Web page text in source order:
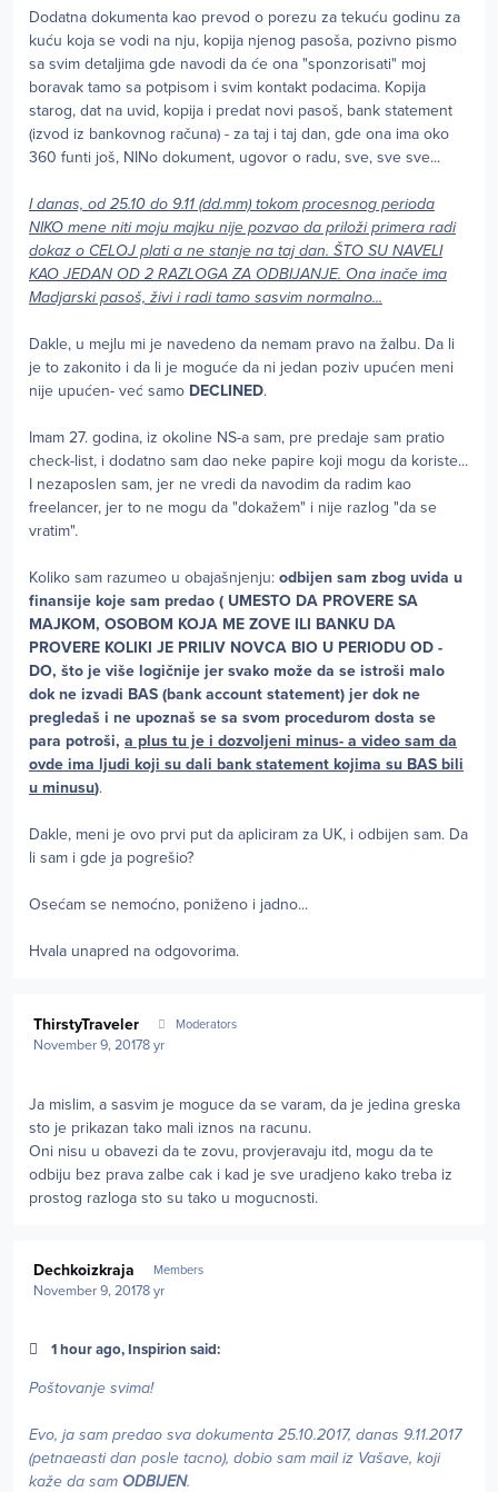
Dodatna dokumenta kao prevod o porezu za tekuću godinu za
kuću koja se vodi na nju, kopija njenog pasoša, pozivno pismo
sa svim detaljima gde navodi da će ona "sponzorisati" moj
boravak tamo sa potpisom i svim kontakt podacima. Kopija
starog, dat na uvid, kopija i predat novi pasoš, bank statement
(izvod iz bankovnog računa) - za taj i taj dan, gde ona ima oko
360 funti još, NINo dokument, ugovor o radu, sve, sve sve...
I danas, od 25.10 do 9.11 (dd.mm) tokom procesnog perioda
NIKO mene niti moju majku nije pozvao da priloži primera radi
dokaz o CELOJ plati a ne stanje na taj dan. ŠTO SU NAVELI
KAO JEDAN OD 2 RAZLOGA ZA ODBIJANJE. Ona inače ima
Madjarski pasoš, živi i radi tamo sasvim normalno...
Dakle, u mejlu mi je navedeno da nemam pravo na žalbu. Da li
je to zakonito i da li je moguće da ni jedan poziv upućen meni
nije upućen- već samo DECLINED.
Imam 27. godina, iz okoline NS-a sam, pre predaje sam pratio
check-list, i dodatno sam dao neke papire koji mogu da koriste...
I nezaposlen sam, jer ne vredi da navodim da radim kao
freelancer, jer to ne mogu da "dokažem" i nije razlog "da se
vratim".
Koliko sam razumeo u obajašnjenju: odbijen sam zbog uvida u
finansije koje sam predao ( UMESTO DA PROVERE SA
MAJKOM, OSOBOM KOJA ME ZOVE ILI BANKU DA
PROVERE KOLIKI JE PRILIV NOVCA BIO U PERIODU OD -
DO, što je više logičnije jer svako može da se istroši malo
dok ne izvadi BAS (bank account statement) jer dok ne
pregledaš i ne upoznaš se sa svom procedurom dosta se
para potroši, a plus tu je i dozvoljeni minus- a video sam da
ovde ima ljudi koji su dali bank statement kojima su BAS bili
u minusu).
Dakle, meni je ovo prvi put da apliciram za UK, i odbijen sam. Da
li sam i gde ja pogrešio?
Osećam se nemoćno, poniženo i jadno...
Hvala unapred na odgovorima.
ThirstyTraveler Moderators
November 9, 20178 yr
Ja mislim, a sasvim je moguce da se varam, da je jedina greska
sto je prikazan tako mali iznos na racunu.
Oni nisu u obavezi da te zovu, provjeravaju itd, mogu da te
odbiju bez prava zalbe cak i kad je sve uradjeno kako treba iz
prostog razloga sto su tako u mogucnosti.
Dechkoizkraja Members
November 9, 20178 yr
1 hour ago, Inspirion said:
Poštovanje svima!
Evo, ja sam predao sva dokumenta 25.10.2017, danas 9.11.2017
(petnaeasti dan posle tacno), dobio sam mail iz Vašave, koji
kaže da sam ODBIJEN.